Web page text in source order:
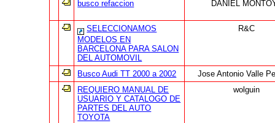
busco refaccion DANIEL
SELECCIONAMOS
MODELOS EN
BARCELONA PARA SALON
DEL AUTOMOVIL
R&C
Busco Audi TT 2000 a 2002
Jose Antonio Valle
REQUIERO MANUAL DE
USUARIO Y CATALOGO DE
PARTES DEL AUTO
TOYOTA
wolguin